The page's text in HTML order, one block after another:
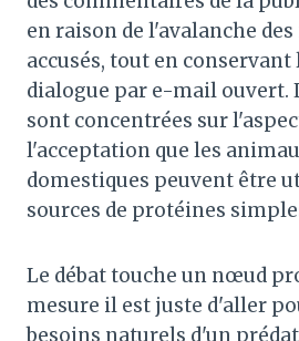
en raison de l'avalanche des
accusés, tout en
dialogue par e-mail ouvert.
sont concentrées sur
l'acceptation que les
domestiques peuvent être
sources de protéines
Le débat touche un nœud
mesure il est juste d'aller
besoins naturels d'un